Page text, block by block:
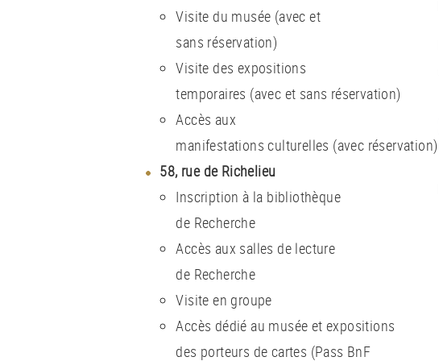
Visite du musée (avec et
sans réservation)
Visite des expositions
temporaires (avec et sans réservation)
Accès aux
manifestations culturelles (avec réservation)
58, rue de Richelieu
Inscription à la bibliothèque
de Recherche
Accès aux salles de lecture
de Recherche
Visite en groupe
Accès dédié au musée et expositions
des porteurs de cartes (Pass BnF